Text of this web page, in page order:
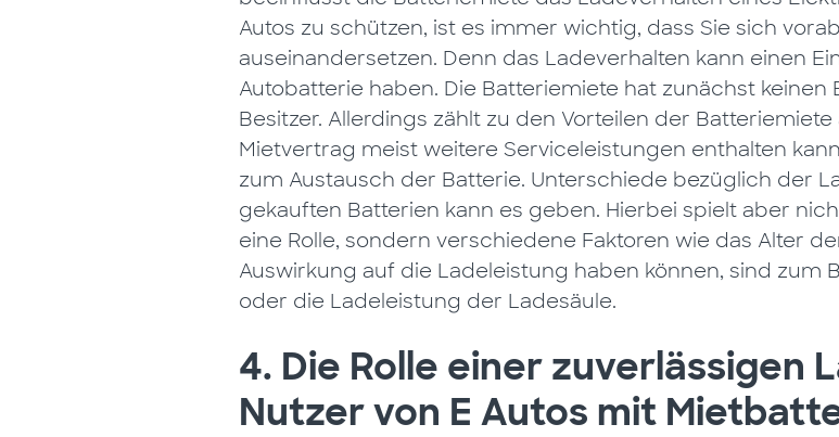
Autos zu schützen, ist es immer wichtig, dass Sie sich
auseinandersetzen. Denn das Ladeverhalten kann einen
Autobatterie haben. Die Batteriemiete hat zunächst keinen
Besitzer. Allerdings zählt zu den Vorteilen der
Mietvertrag meist weitere Serviceleistungen enthalten
zum Austausch der Batterie. Unterschiede bezüglich der
gekauften Batterien kann es geben. Hierbei spielt aber
eine Rolle, sondern verschiedene Faktoren wie das Alter
Auswirkung auf die Ladeleistung haben können, sind zum
oder die Ladeleistung der Ladesäule.
4. Die Rolle einer zuverlässigen
Nutzer von E Autos mit